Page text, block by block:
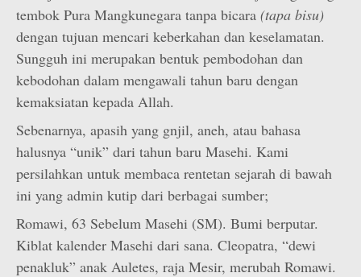
tembok Pura Mangkunegara tanpa bicara (tapa bisu)
dengan tujuan mencari keberkahan dan keselamatan.
Sungguh ini merupakan bentuk pembodohan dan
kebodohan dalam mengawali tahun baru dengan
kemaksiatan kepada Allah.
Sebenarnya, apasih yang gnjil, aneh, atau bahasa
halusnya “unik” dari tahun baru Masehi. Kami
persilahkan untuk membaca rentetan sejarah di bawah
ini yang admin kutip dari berbagai sumber;
Romawi, 63 Sebelum Masehi (SM). Bumi berputar.
Kiblat kalender Masehi dari sana. Cleopatra, “dewi
penakluk” anak Auletes, raja Mesir, merubah Romawi.